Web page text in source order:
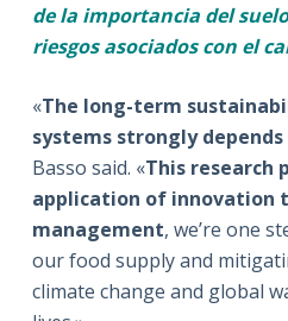
de la importancia del
riesgos asociados con el
«The long-term
systems strongly
Basso said. «This research
application of innovation
management, we’re one
our food supply and
climate change and global